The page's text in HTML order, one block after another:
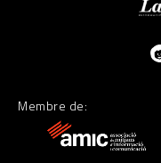
Membre de: